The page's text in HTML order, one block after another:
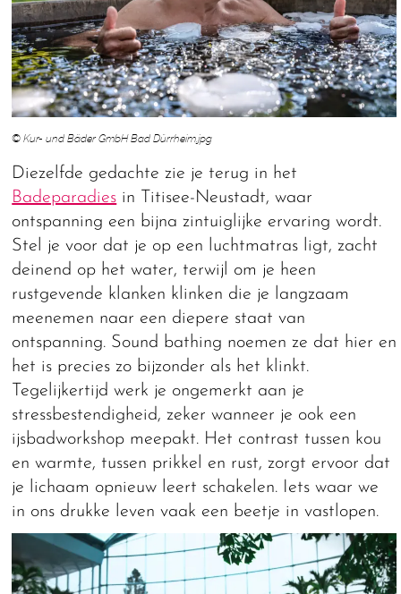
© Kur- und Bäder GmbH Bad Dürrheim.jpg
Diezelfde gedachte zie je terug in het
Badeparadies in Titisee-Neustadt, waar
ontspanning een bijna zintuiglijke ervaring wordt.
Stel je voor dat je op een luchtmatras ligt, zacht
deinend op het water, terwijl om je heen
rustgevende klanken klinken die je langzaam
meenemen naar een diepere staat van
ontspanning. Sound bathing noemen ze dat hier en
het is precies zo bijzonder als het klinkt.
Tegelijkertijd werk je ongemerkt aan je
stressbestendigheid, zeker wanneer je ook een
ijsbadworkshop meepakt. Het contrast tussen kou
en warmte, tussen prikkel en rust, zorgt ervoor dat
je lichaam opnieuw leert schakelen. Iets waar we
in ons drukke leven vaak een beetje in vastlopen.